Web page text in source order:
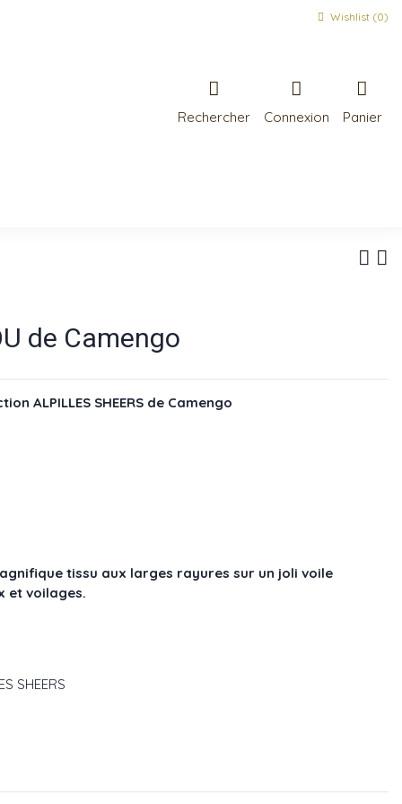
Wishlist (0)
Rechercher Connexion Panier
de Camengo
ALPILLES SHEERS de Camengo
tissu aux larges rayures sur un joli voile
et voilages.
SHEERS